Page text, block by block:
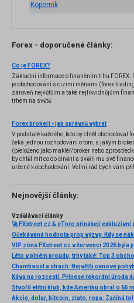
Kopernik
Forex - doporučené články:
Co je FOREX?
Základní informace o finančním trhu FOREX.
je obchodování s cizími měnami (forex
zároveň největším a také nejlikvidnějším
trhem na světě.
Forex brokeři - jak správně vybrat
V podstatě každého, kdo by chtěl obchodovat
čeká jednou rozhodování o tom, s jakým
(přeloženo jako makléř/broker nebo
by chtěl mít co do činění a svěřil mu své
určené k obchodování. Velmi rád bych vám
několik příkladů nejznámějších z nich.
Nejnovější články:
Vzdělávací články
Očekávaná hodnota prop výzvy: Kdy se
VIP zóna FXstreet.cz v červenci 2026 byla
Káva na rozcestí. Přinese rekordní úroda
Akcie, dolar, bitcoin, zlato, ropa: Začíná to!